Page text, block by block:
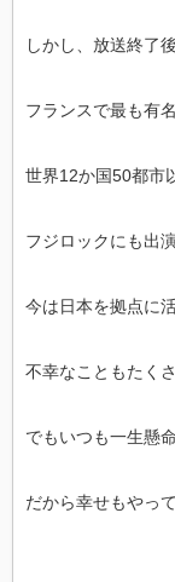
しかし、放送終了
フランスで最も有
世界12か国50都市
フジロックにも出演
今は日本を拠点に
不幸なこともたく
でもいつも一生懸
だから幸せもやっ